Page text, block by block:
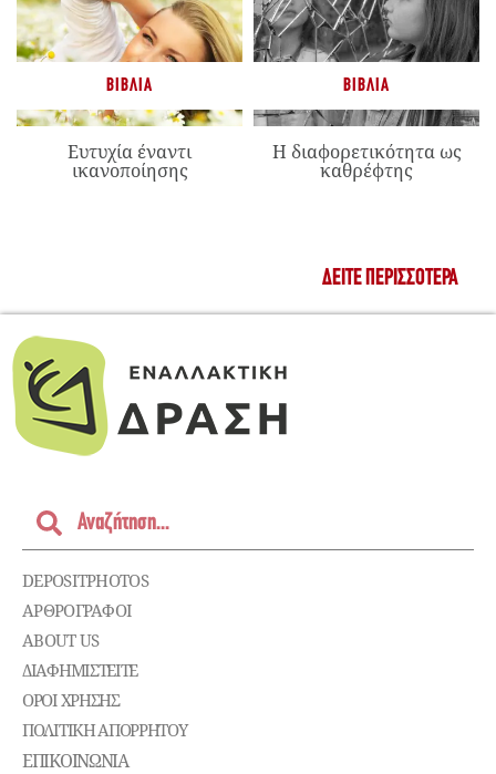
ΒΙΒΛΊΑ
Ευτυχία έναντι
ικανοποίησης
ΒΙΒΛΊΑ
Η διαφορετικότητα ως
καθρέφτης
ΔΕΊΤΕ ΠΕΡΙΣΣΌΤΕΡΑ
DEPOSITPHOTOS
ΑΡΘΡΟΓΡΑΦΟΙ
ABOUT US
ΔΙΑΦΗΜΙΣΤΕΊΤΕ
ΌΡΟΙ ΧΡΉΣΗΣ
ΠΟΛΙΤΙΚΉ ΑΠΟΡΡΉΤΟΥ
ΕΠΙΚΟΙΝΩΝΊΑ